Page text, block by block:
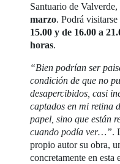
Santuario de
marzo. Podrá
15.00 y de 16.00 a
horas.
“Bien podrían ser
condición de que no
desapercibidos, casi
captados en mi retina
papel, sino que están
cuando podía ver…”.
propio autor su obra,
concretamente en